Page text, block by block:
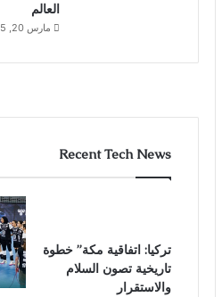
العالم
مارس 20, 2025
Recent Tech News
تركيا: اتفاقية مكة” خطوة
تاريخية تصون السلام
والاستقرار